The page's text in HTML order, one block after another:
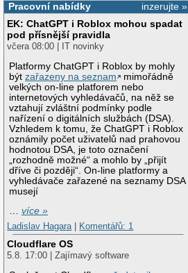
inzerujte »
Pracovní nabídky
EK: ChatGPT i Roblox mohou spadat
pod přísnější pravidla
včera 08:00 | IT novinky
Platformy ChatGPT i Roblox by mohly
býtzařazeny na seznam
mimořádně
velkých on-line platforem nebo
internetových vyhledávačů, na něž se
vztahují zvláštní podmínky podle
nařízení o digitálních službách (DSA).
Vzhledem k tomu, že ChatGPT i Roblox
oznámily počet uživatelů nad prahovou
hodnotou DSA, je toto označení
„rozhodně možné“ a mohlo by „přijít
dříve či později“. On-line platformy a
vyhledávače zařazené na seznamy DSA
musejí
…více »
Ladislav Hagara
Komentářů: 1
Cloudflare OS
5.8. 17:00 | Zajímavý software